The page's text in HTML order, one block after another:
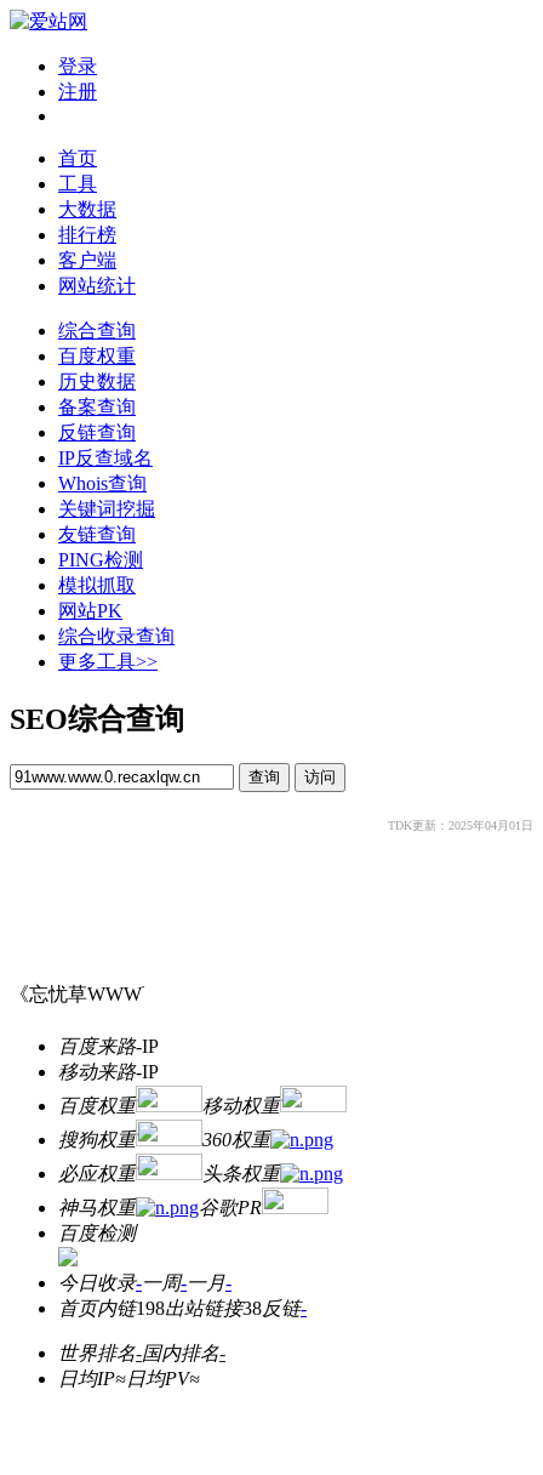
登录
注册
首页
工具
大数据
排行榜
客户端
网站统计
综合查询
百度权重
历史数据
备案查询
反链查询
IP反查域名
Whois查询
关键词挖掘
友链查询
PING检测
模拟抓取
网站PK
综合收录查询
更多工具>>
SEO综合查询
TDK更新：2025年04月01日
《忘忧草WWW࣪
百度来路-IP
移动来路-IP
百度权重
移动权重
搜狗权重
360权重
必应权重
头条权重
神马权重
谷歌PR
百度检测
今日收录-一周-一月-
首页内链198出站链接38反链-
世界排名-国内排名-
日均IP≈日均PV≈